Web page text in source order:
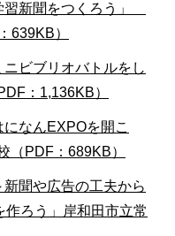
新聞をつくろう」
639KB）
ビブリオバトルをし
：1,136KB）
なんEXPOを開こ
（PDF：689KB）
聞や広告の工夫から
作ろう」岸和田市立常